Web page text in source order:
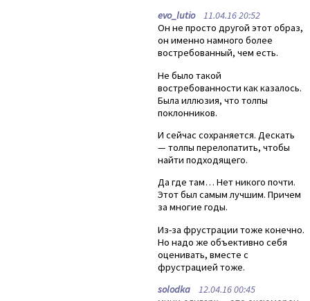
evo_lutio11.04.16 20:52
Он не просто другой этот образ,
он именно намного более
востребованный, чем есть.
Не было такой
востребованности как казалось.
Была иллюзия, что толпы
поклонников.
И сейчас сохраняется. Дескать
— толпы перелопатить, чтобы
найти подходящего.
Да где там… Нет никого почти.
Этот был самым лучшим. Причем
за многие годы.
Из-за фрустрации тоже конечно.
Но надо же объективно себя
оценивать, вместе с
фрустрацией тоже.
solodka 12.04.16 00:45